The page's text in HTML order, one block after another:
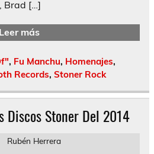
Brad […]
Leer más
, Fu Manchu, Homenajes,
Records, Stoner Rock
Discos Stoner Del 2014
Rubén Herrera